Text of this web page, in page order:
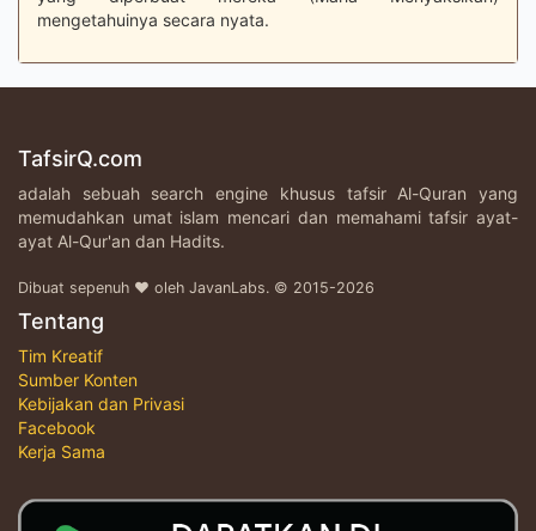
mengetahuinya secara nyata.
TafsirQ.com
adalah sebuah search engine khusus tafsir Al-Quran yang
memudahkan umat islam mencari dan memahami tafsir ayat-
ayat Al-Qur'an dan Hadits.
Dibuat sepenuh ♥ oleh JavanLabs. © 2015-2026
Tentang
Tim Kreatif
Sumber Konten
Kebijakan dan Privasi
Facebook
Kerja Sama